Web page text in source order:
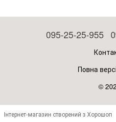
095-25-25-955
Повна
©
Інтернет-магазин створений з Хорошоп